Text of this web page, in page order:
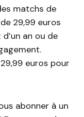
matchs de
29,99 euros
an ou de
euros pour
abonner à un